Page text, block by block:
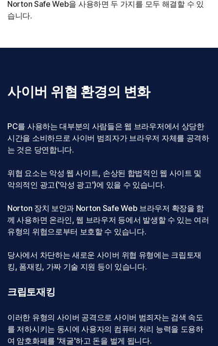
Norton Safe Web을 사용하면 두 가지를 모두 해결할 수 있
습니다.
사이버 위협 환경의 변화
PC를 사용하는 대부분의 사람들은 웹 브라우저에서 상당한
시간을 소비하므로 사이버 범죄자가 브라우저 자체를 공격하
는 것은 당연합니다.
위협 요소는 악성 웹 사이트, 손상된 합법적인 웹 사이트 및
악의적인 광고('악성 광고')에 있을 수 있습니다.
Norton 장치 보안과 Norton Safe Web 브라우저 확장을 함
께 사용하면 온라인, 웹 브라우저 등에서 발생할 수 있는 여러
유형의 위협으로부터 보호할 수 있습니다.
당사에서 차단하는 새로운 사이버 위협 유형에는 크립토재
킹, 폼재킹, 가짜 기술 지원 등이 있습니다.
크립토재킹
이러한 유형의 사이버 공격으로 사이버 범죄자는 검색 속도
를 저하시키는 동시에 사용자의 컴퓨터 처리 능력을 도용하
여 암호화폐를 '채굴'하고 돈을 벌게 됩니다.